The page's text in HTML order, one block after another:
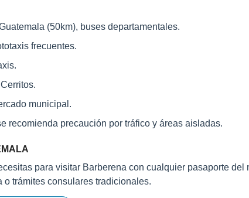
(50km), buses departamentales.
frecuentes.
municipal.
recomienda precaución por tráfico y áreas aisladas.
para visitar Barberena con cualquier pasaporte del
o trámites consulares tradicionales.